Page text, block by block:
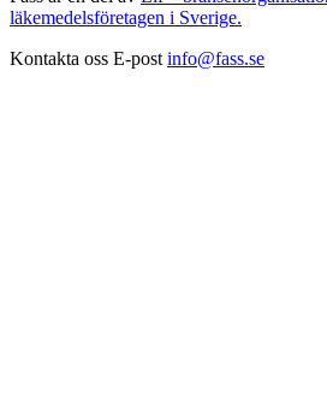
läkemedelsföretagen i Sverige.
Kontakta oss E-post info@fass.se